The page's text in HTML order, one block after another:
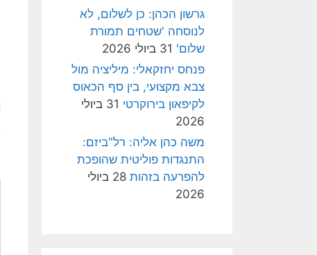
גרשון הכהן: כן לשלום, לא
לנוסחה 'שטחים תמורת
שלום' 31 ביולי 2026
פנחס יחזקאלי: מיליציה מול
צבא מקצועי, בין סף הכאוס
לקיפאון בירוקרטי
31 ביולי
2026
משה כהן אליה: רל"ביזם:
התנגדות פוליטית שהופכת
להפרעה בזהות
28 ביולי
2026